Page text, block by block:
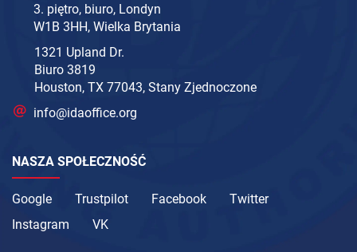
3. piętro, biuro, Londyn
W1B 3HH, Wielka Brytania
1321 Upland Dr.
Biuro 3819
Houston, TX 77043, Stany Zjednoczone
info@idaoffice.org
NASZA SPOŁECZNOŚĆ
Google Trustpilot Facebook
Twitter
Instagram
VK